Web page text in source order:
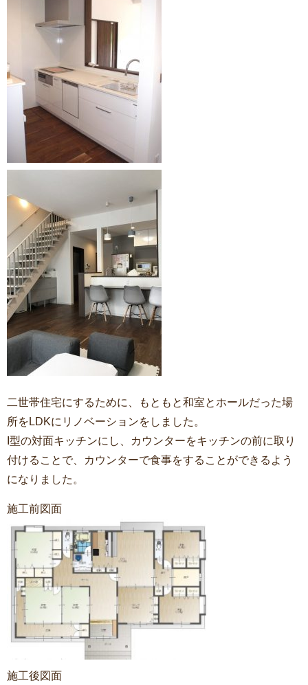
二世帯住宅にするために、もともと和室とホールだった場
所をLDKにリノベーションをしました。
I型の対面キッチンにし、カウンターをキッチンの前に取り
付けることで、カウンターで食事をすることができるよう
になりました。
施工前図面
施工後図面